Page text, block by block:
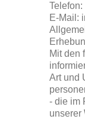
E-Mail:
Mit den
Art und
- die im
unserer